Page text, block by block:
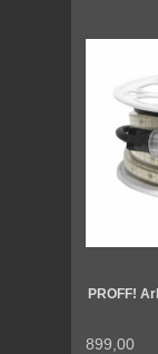
PROFF!
899,00